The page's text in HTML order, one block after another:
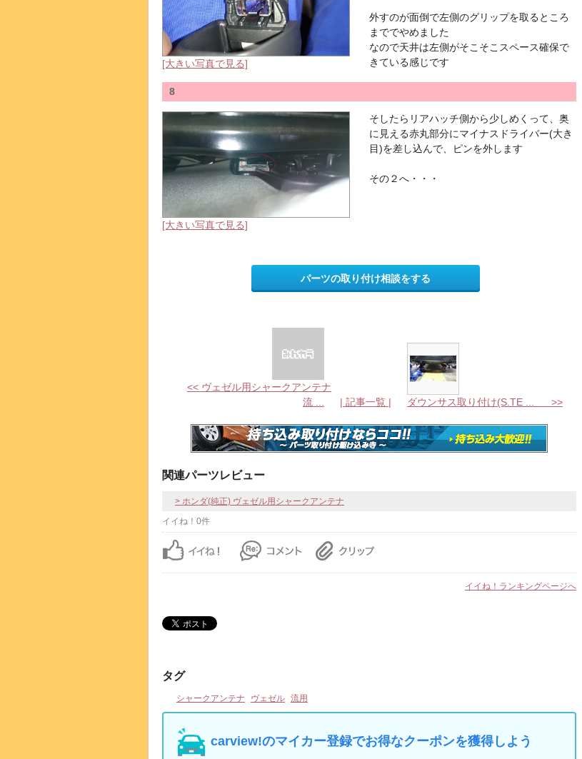
[大きい写真で見る]
外すのが面倒で左側のグリップを取るところ
まででやめました
なので天井は左側がそこそこスペース確保で
きている感じです
8
[大きい写真で見る]
そしたらリアハッチ側から少しめくって、奥
に見える赤丸部分にマイナスドライバー(大き
目)を差し込んで、ピンを外します
その２へ・・・
パーツの取り付け相談をする
<< ヴェゼル用シャークアンテナ
流 ...
| 記事一覧 | ダウンサス取り付け(S.TE ... >>
関連パーツレビュー
> ホンダ(純正) ヴェゼル用シャークアンテナ
イイね！0件
イイね！ランキングページへ
タグ
シャークアンテナ ヴェゼル 流用
carview!のマイカー登録でお得なクーポンを獲得しよう